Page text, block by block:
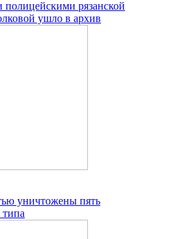
полицейскими рязанской
ушло в архив
уничтожены пять
типа